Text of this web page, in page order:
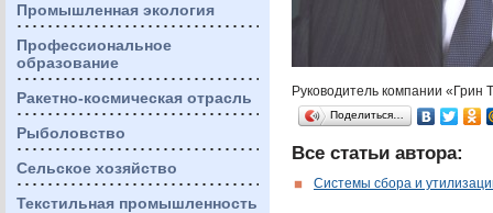
Промышленная экология
Профессиональное
образование
Ракетно-космическая отрасль
Рыболовство
Сельское хозяйство
Текстильная промышленность
Руководитель компании «Грин
Поделиться…
Все статьи автора:
Cистемы сбора и